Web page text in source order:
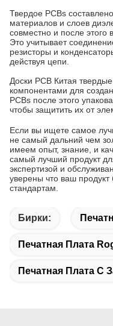
Твердое PCBs
материалов и слоев
совместно и после
Это учитывает
резисторы и
действуя цепи.
Доски PCB Китая
компонентами для
PCBs после этого
чтобы защитить их от
Если вы ищете самое
не самый дальний чем
имеем опыт, знание, и
самый лучший продукт
экспертизой и
уверены что ваш
стандартам.
Бирки:
Печатная Плата
Печатная Плата С